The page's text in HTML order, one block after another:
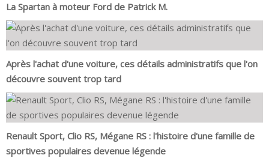
La Spartan à moteur Ford de Patrick M.
Après l'achat d'une voiture, ces détails administratifs que l'on
découvre souvent trop tard
Renault Sport, Clio RS, Mégane RS : l'histoire d'une famille de
sportives populaires devenue légende